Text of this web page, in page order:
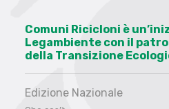
Comuni Ricicloni è
Legambiente con il
della Transizione
Edizione Nazionale